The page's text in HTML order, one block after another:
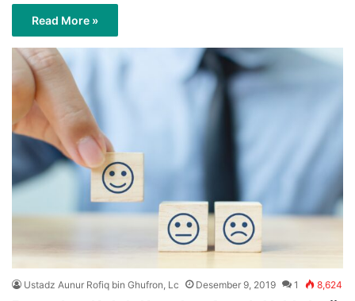
Read More »
Ustadz Aunur Rofiq bin Ghufron, Lc Desember 9, 2019 1 8,624